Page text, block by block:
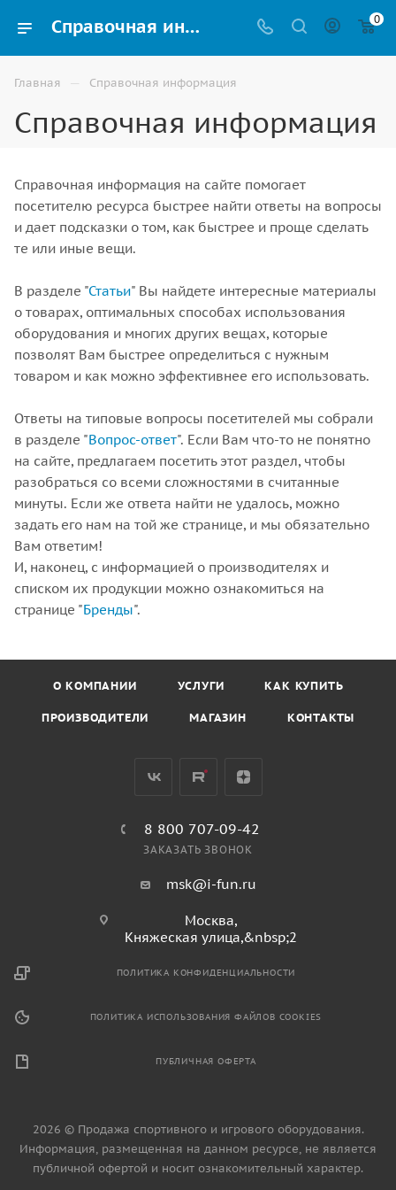
Справочная информация 0
Главная — Справочная информация
Справочная информация
Справочная информация на сайте помогает
посетителю ресурса быстрее найти ответы на вопросы
и дает подсказки о том, как быстрее и проще сделать
те или иные вещи.
В разделе "Статьи" Вы найдете интересные материалы
о товарах, оптимальных способах использования
оборудования и многих других вещах, которые
позволят Вам быстрее определиться с нужным
товаром и как можно эффективнее его использовать.
Ответы на типовые вопросы посетителей мы собрали
в разделе "Вопрос-ответ". Если Вам что-то не понятно
на сайте, предлагаем посетить этот раздел, чтобы
разобраться со всеми сложностями в считанные
минуты. Если же ответа найти не удалось, можно
задать его нам на той же странице, и мы обязательно
Вам ответим!
И, наконец, с информацией о производителях и
списком их продукции можно ознакомиться на
странице "Бренды".
О КОМПАНИИ УСЛУГИ КАК КУПИТЬ
ПРОИЗВОДИТЕЛИ МАГАЗИН КОНТАКТЫ
8 800 707-09-42
ЗАКАЗАТЬ ЗВОНОК
msk@i-fun.ru
Москва,
Княжеская улица,&nbsp;2
ПОЛИТИКА КОНФИДЕНЦИАЛЬНОСТИ
ПОЛИТИКА ИСПОЛЬЗОВАНИЯ ФАЙЛОВ COOKIES
ПУБЛИЧНАЯ ОФЕРТА
2026 © Продажа спортивного и игрового оборудования.
Информация, размещенная на данном ресурсе, не является
публичной офертой и носит ознакомительный характер.